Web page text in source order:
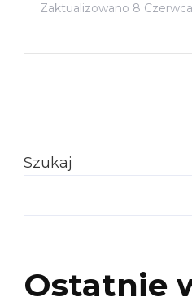
Zaktualizowano 8
Szukaj
Ostatnie